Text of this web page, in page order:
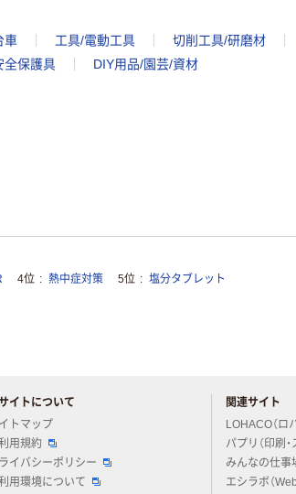
車 工具/電動工具 切削工具/研磨材
全保護具 DIY用品/園芸/資材
4位 熱中症対策 5位 塩分タブレット
イトについて
トマップ
用規約
イバシーポリシー
用環境について
関連サイト
LOHACO（ロ
パプリ（印刷・
みんなの仕事
エシラボ（